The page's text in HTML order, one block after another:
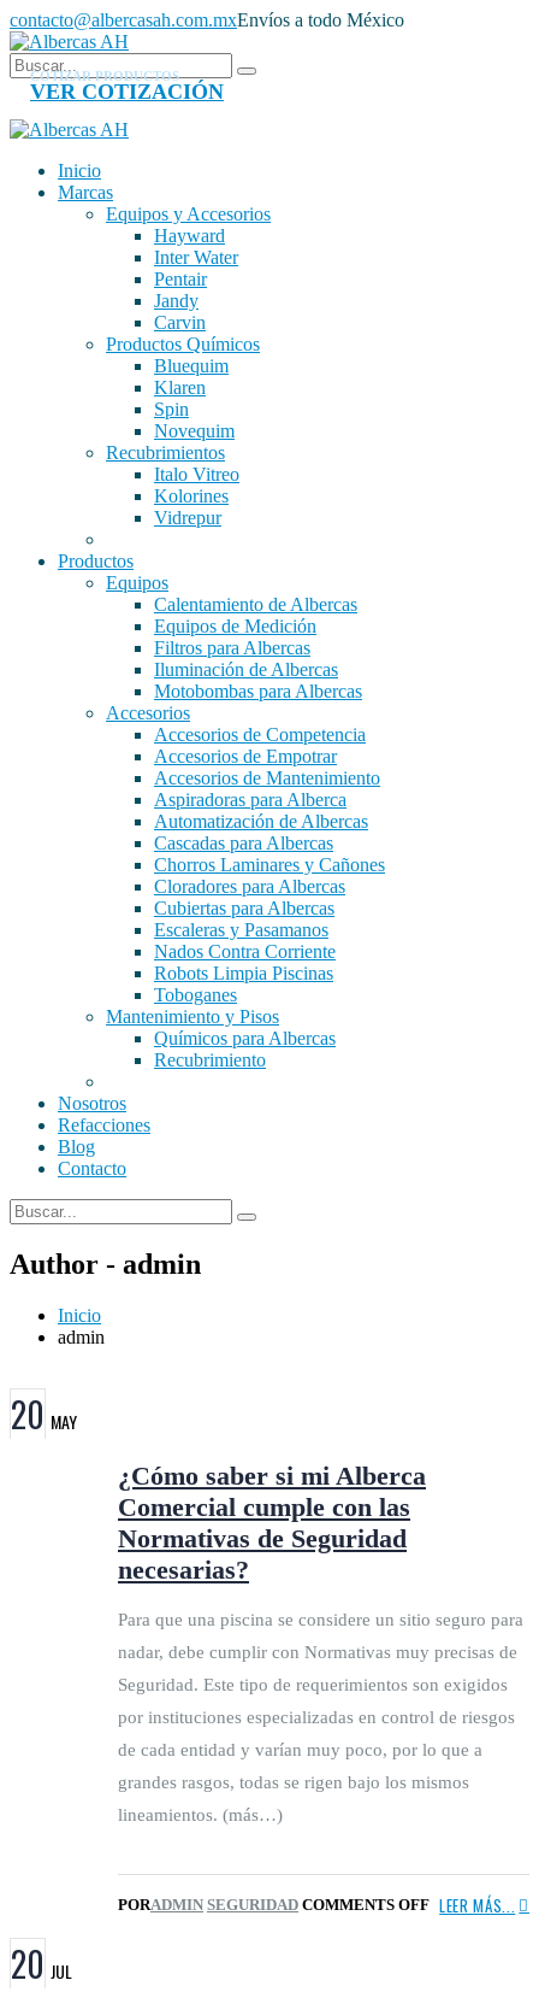
contacto@albercasah.com.mxEnvíos a todo México
COTIZAR PRODUCTOS
VER COTIZACIÓN
Inicio
Marcas
Equipos y Accesorios
Hayward
Inter Water
Pentair
Jandy
Carvin
Productos Químicos
Bluequim
Klaren
Spin
Novequim
Recubrimientos
Italo Vitreo
Kolorines
Vidrepur
Productos
Equipos
Calentamiento de Albercas
Equipos de Medición
Filtros para Albercas
Iluminación de Albercas
Motobombas para Albercas
Accesorios
Accesorios de Competencia
Accesorios de Empotrar
Accesorios de Mantenimiento
Aspiradoras para Alberca
Automatización de Albercas
Cascadas para Albercas
Chorros Laminares y Cañones
Cloradores para Albercas
Cubiertas para Albercas
Escaleras y Pasamanos
Nados Contra Corriente
Robots Limpia Piscinas
Toboganes
Mantenimiento y Pisos
Químicos para Albercas
Recubrimiento
Nosotros
Refacciones
Blog
Contacto
Author - admin
Inicio
admin
20 MAY
¿Cómo saber si mi Alberca
Comercial cumple con las
Normativas de Seguridad
necesarias?
Para que una piscina se considere un sitio seguro para
nadar, debe cumplir con Normativas muy precisas de
Seguridad. Este tipo de requerimientos son exigidos
por instituciones especializadas en control de riesgos
de cada entidad y varían muy poco, por lo que a
grandes rasgos, todas se rigen bajo los mismos
lineamientos. (más…)
PORADMIN SEGURIDAD COMMENTS OFF LEER MÁS...
20 JUL